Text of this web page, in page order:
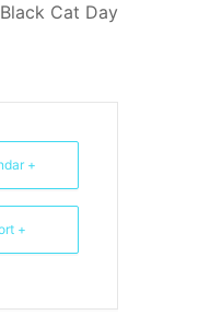
Black Cat Day
+ Add to Google Calendar
+ iCal / Outlook export